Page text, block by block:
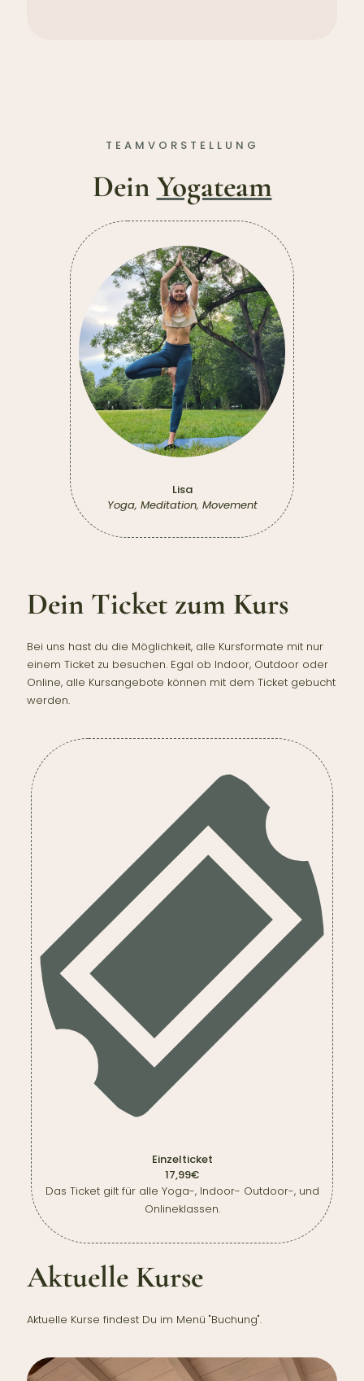
TEAMVORSTELLUNG
Dein Yogateam
Lisa
Yoga, Meditation, Movement
Dein Ticket zum Kurs
Bei uns hast du die Möglichkeit, alle Kursformate mit nur
einem Ticket zu besuchen. Egal ob Indoor, Outdoor oder
Online, alle Kursangebote können mit dem Ticket gebucht
werden.
Einzelticket
17,99€
Das Ticket gilt für alle Yoga-, Indoor- Outdoor-, und
Onlineklassen.
Aktuelle Kurse
Aktuelle Kurse findest Du im Menü "Buchung".